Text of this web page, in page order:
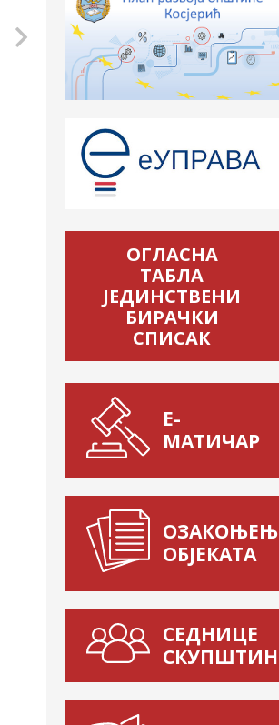
ОГЛАСНА
ТАБЛА
ЈЕДИНСТВЕНИ
БИРАЧКИ
СПИСАК
Е-
МАТИЧАР
ОБЈЕКАТА
СЕДНИЦЕ